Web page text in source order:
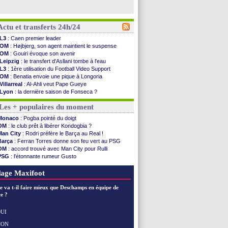
et transferts 24h/24
L3 : Caen premier leader
OM : Højbjerg, son agent maintient le suspense
OM : Gouiri évoque son avenir
Leipzig : le transfert d'Asllani tombe à l'eau
L3 : 1ère utilisation du Football Video Support
OM : Benatia envoie une pique à Longoria
Villarreal : Al-Ahli veut Pape Gueye
Lyon : la dernière saison de Fonseca ?
OM: un nouveau prétendant pour Højbjerg
Brest: un gardien norvégien en approche ?
OM: McCourt a versé 120 M€ en 2026
PSG: 4 retours dans le groupe face à Man Utd ...
Nice: Kevin Carlos va partir en Italie
L1: prison avec sursis requis contre un arbitre
Leganés: c'est signé pour Luca Zidane (off.)
Atletico: Ruggeri en route pour Aston Villa
Monaco: Filipe Luis soutient Biereth
PSG : Nsoki va signer en Croatie
Real: Mastantuono prêté à la Fiorentina (off.)
Man City
Palace
+ populaires du moment
: Pogba pointé du doigt
: le club prêt à libérer Kondogbia ?
City : Rodri préfère le Barça au Real !
: Ferran Torres donne son feu vert au PSG
: accord trouvé avec Man City pour Rulli
: l'étonnante rumeur Gusto
: Owori battu à mort à Kampala
Maxifoot
va t-il faire mieux que Deschamps en équipe de
?